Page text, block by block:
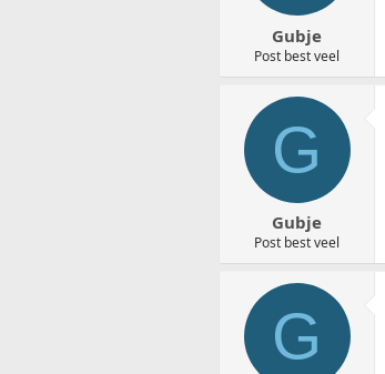
Gubje
Post best veel
G
Gubje
Post best veel
G